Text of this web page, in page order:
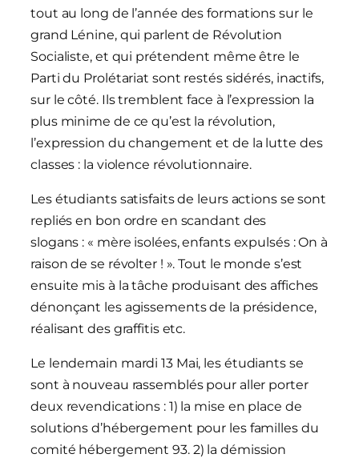
tout au long de l’année des formations sur le
grand Lénine, qui parlent de Révolution
Socialiste, et qui prétendent même être le
Parti du Prolétariat sont restés sidérés, inactifs,
sur le côté. Ils tremblent face à l’expression la
plus minime de ce qu’est la révolution,
l’expression du changement et de la lutte des
classes : la violence révolutionnaire.
Les étudiants satisfaits de leurs actions se sont
repliés en bon ordre en scandant des
slogans : « mère isolées, enfants expulsés : On à
raison de se révolter ! ». Tout le monde s’est
ensuite mis à la tâche produisant des affiches
dénonçant les agissements de la présidence,
réalisant des graffitis etc.
Le lendemain mardi 13 Mai, les étudiants se
sont à nouveau rassemblés pour aller porter
deux revendications : 1) la mise en place de
solutions d’hébergement pour les familles du
comité hébergement 93. 2) la démission